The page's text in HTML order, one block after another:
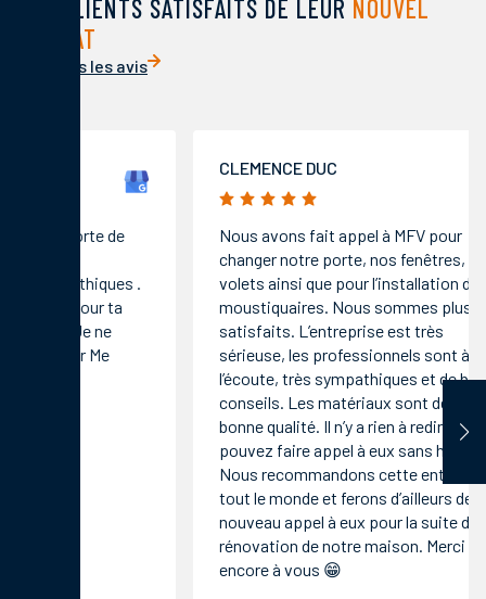
DES CLIENTS SATISFAITS DE LEUR NOUVEL
HABITAT
Voir tous les avis
CLEMENCE DUC
Nous avons fait appel à MFV pour
changer notre porte, nos fenêtres, nos
volets ainsi que pour l’installation de
moustiquaires. Nous sommes plus que
satisfaits. L’entreprise est très
sérieuse, les professionnels sont à
l’écoute, très sympathiques et de bons
conseils. Les matériaux sont de très
bonne qualité. Il n’y a rien à redire, vous
pouvez faire appel à eux sans hésiter.
Nous recommandons cette entreprise à
tout le monde et ferons d’ailleurs de
nouveau appel à eux pour la suite de la
rénovation de notre maison. Merci
rigueur,
qualité